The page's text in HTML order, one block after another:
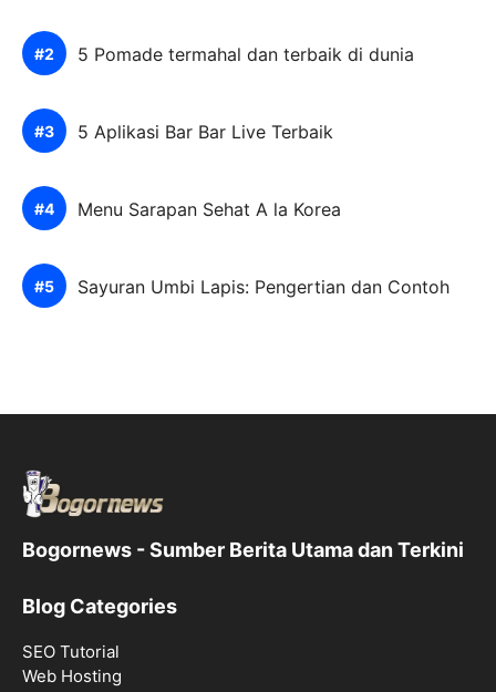
5 Pomade termahal dan terbaik di dunia
5 Aplikasi Bar Bar Live Terbaik
Menu Sarapan Sehat A la Korea
Sayuran Umbi Lapis: Pengertian dan Contoh
Bogornews - Sumber Berita Utama dan Terkini
Blog Categories
SEO Tutorial
Web Hosting